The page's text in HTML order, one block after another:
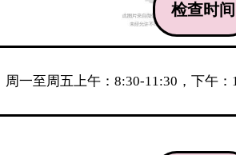
检查时间
周一至周五上午：8:30-11:30，下午：